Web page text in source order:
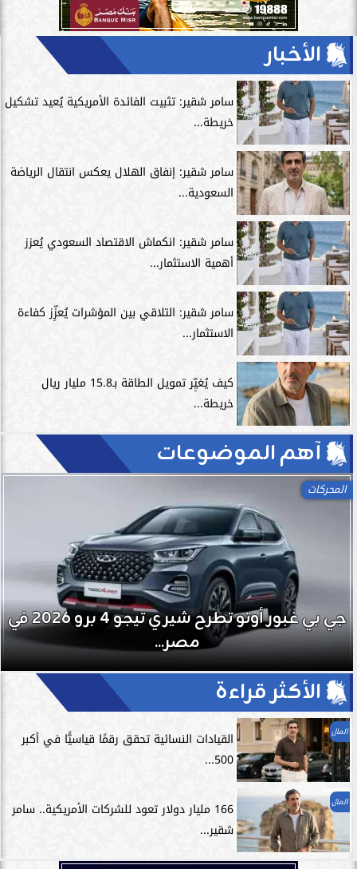
الأخبار
سامر شقير: تثبيت الفائدة الأمريكية يُعيد تشكيل
خريطة...
سامر شقير: إنفاق الهلال يعكس انتقال الرياضة
السعودية...
سامر شقير: انكماش الاقتصاد السعودي يُعزز
أهمية الاستثمار...
سامر شقير: التلاقي بين المؤشرات يُعزِّز كفاءة
الاستثمار...
كيف يُغيِّر تمويل الطاقة بـ15.8 مليار ريال
خريطة...
آهم الموضوعات
المحركات
جي بي غبور أوتو تطرح شيري تيجو 4 برو 2026 في
مصر...
الأكثر قراءة
المال
القيادات النسائية تحقق رقمًا قياسيًّا في أكبر
500...
المال
166 مليار دولار تعود للشركات الأمريكية.. سامر
شقير...